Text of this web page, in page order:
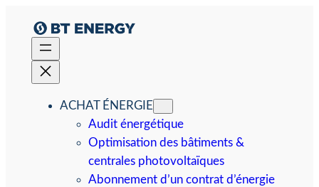
contenu
ACHAT ÉNERGIE
Audit énergétique
Optimisation des bâtiments &
centrales photovoltaïques
Abonnement d’un contrat d’énergie